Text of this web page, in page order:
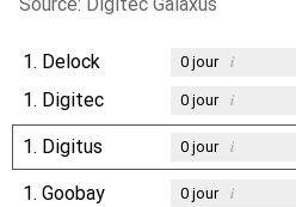
1. Delock 0jour i
1. Digitec 0jour i
1. Digitus 0jour i
1. Goobay 0jour i